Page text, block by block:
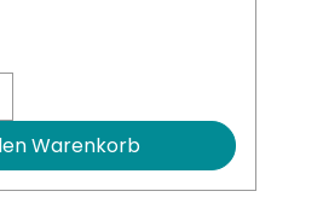
Gib den
Warenkorb